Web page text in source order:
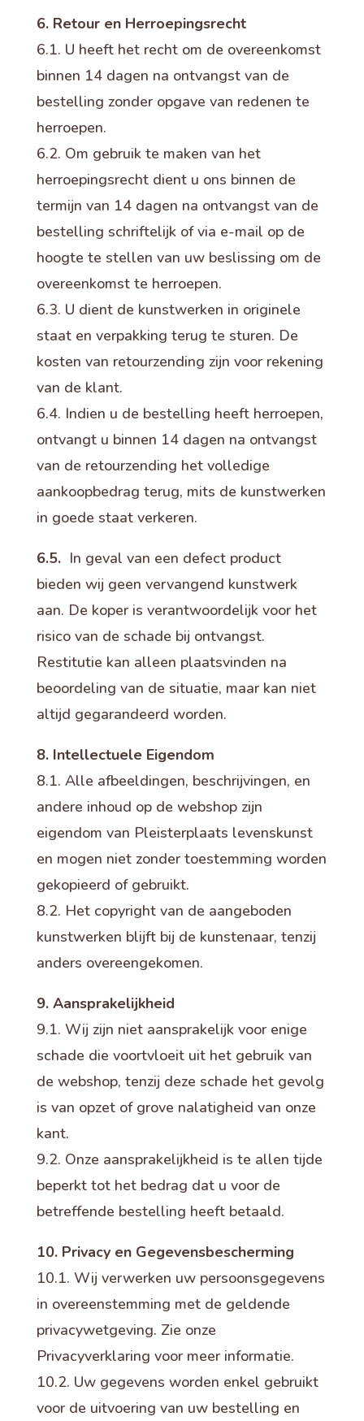
6. Retour en Herroepingsrecht
6.1. U heeft het recht om de overeenkomst
binnen 14 dagen na ontvangst van de
bestelling zonder opgave van redenen te
herroepen.
6.2. Om gebruik te maken van het
herroepingsrecht dient u ons binnen de
termijn van 14 dagen na ontvangst van de
bestelling schriftelijk of via e-mail op de
hoogte te stellen van uw beslissing om de
overeenkomst te herroepen.
6.3. U dient de kunstwerken in originele
staat en verpakking terug te sturen. De
kosten van retourzending zijn voor rekening
van de klant.
6.4. Indien u de bestelling heeft herroepen,
ontvangt u binnen 14 dagen na ontvangst
van de retourzending het volledige
aankoopbedrag terug, mits de kunstwerken
in goede staat verkeren.
6.5. In geval van een defect product
bieden wij geen vervangend kunstwerk
aan. De koper is verantwoordelijk voor het
risico van de schade bij ontvangst.
Restitutie kan alleen plaatsvinden na
beoordeling van de situatie, maar kan niet
altijd gegarandeerd worden.
8. Intellectuele Eigendom
8.1. Alle afbeeldingen, beschrijvingen, en
andere inhoud op de webshop zijn
eigendom van Pleisterplaats levenskunst
en mogen niet zonder toestemming worden
gekopieerd of gebruikt.
8.2. Het copyright van de aangeboden
kunstwerken blijft bij de kunstenaar, tenzij
anders overeengekomen.
9. Aansprakelijkheid
9.1. Wij zijn niet aansprakelijk voor enige
schade die voortvloeit uit het gebruik van
de webshop, tenzij deze schade het gevolg
is van opzet of grove nalatigheid van onze
kant.
9.2. Onze aansprakelijkheid is te allen tijde
beperkt tot het bedrag dat u voor de
betreffende bestelling heeft betaald.
10. Privacy en Gegevensbescherming
10.1. Wij verwerken uw persoonsgegevens
in overeenstemming met de geldende
privacywetgeving. Zie onze
Privacyverklaring voor meer informatie.
10.2. Uw gegevens worden enkel gebruikt
voor de uitvoering van uw bestelling en